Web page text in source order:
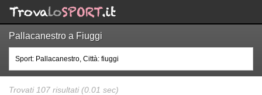
Pallacanestro a Fiuggi
Trovati 107 risultati (0.01 sec)